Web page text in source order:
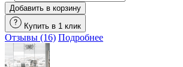
Добавить в корзину
Купить в 1 клик
Отзывы (16) Подробнее